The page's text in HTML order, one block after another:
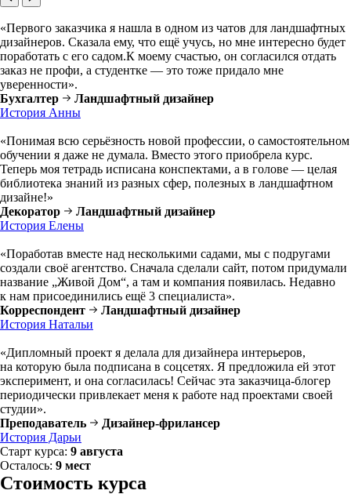
«Первого заказчика я нашла в одном из чатов для ландшафтных
дизайнеров. Сказала ему, что ещё учусь, но мне интересно будет
поработать с его садом.К моему счастью, он согласился отдать
заказ не профи, а студентке — это тоже придало мне
уверенности».
Бухгалтер
Ландшафтный дизайнер
История Анны
«Понимая всю серьёзность новой профессии, о самостоятельном
обучении я даже не думала. Вместо этого приобрела курс.
Теперь моя тетрадь исписана конспектами, а в голове — целая
библиотека знаний из разных сфер, полезных в ландшафтном
дизайне!»
Декоратор
Ландшафтный дизайнер
История Елены
«Поработав вместе над несколькими садами, мы с подругами
создали своё агентство. Сначала сделали сайт, потом придумали
название „Живой Дом“, а там и компания появилась. Недавно
к нам присоединились ещё 3 специалиста».
Корреспондент
Ландшафтный дизайнер
История Натальи
«Дипломный проект я делала для дизайнера интерьеров,
на которую была подписана в соцсетях. Я предложила ей этот
эксперимент, и она согласилась! Сейчас эта заказчица-блогер
периодически привлекает меня к работе над проектами своей
студии».
Преподаватель
Дизайнер-фрилансер
История Дарьи
Старт курса: 9 августа
Осталось: 9 мест
Стоимость курса